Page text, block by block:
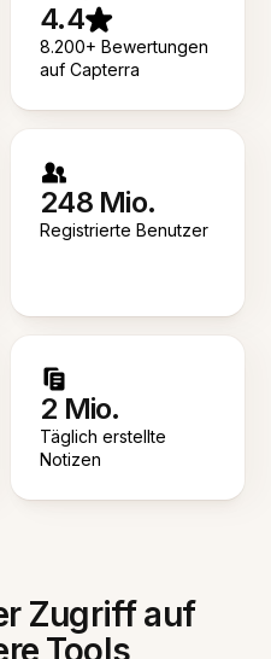
4.4
8.200+ Bewertungen
auf Capterra
248 Mio.
Registrierte Benutzer
2 Mio.
Täglich erstellte
Notizen
Zugriff auf
Tools